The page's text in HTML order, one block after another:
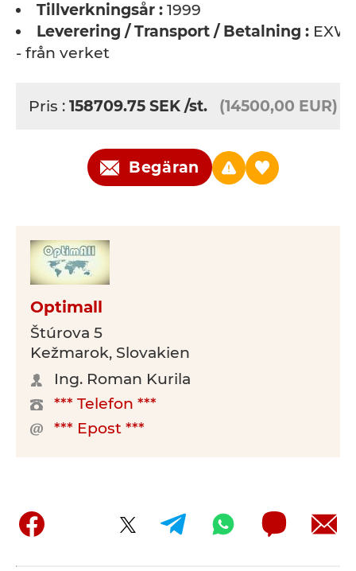
Tillverkningsår : 1999
Leverering / Transport / Betalning : EXW
- från verket
Pris : 158709.75 SEK /st. (14500,00 EUR)
Begäran
Optimall
Štúrova 5
Kežmarok, Slovakien
Ing. Roman Kurila
*** Telefon ***
*** Epost ***